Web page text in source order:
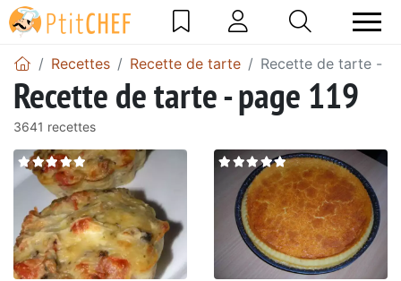
Recettes Recette de tarte Recette de tarte -
Recette de tarte - page 119
3641 recettes